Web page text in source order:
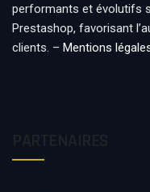
performants et évolutifs
Prestashop, favorisant
clients. – Mentions